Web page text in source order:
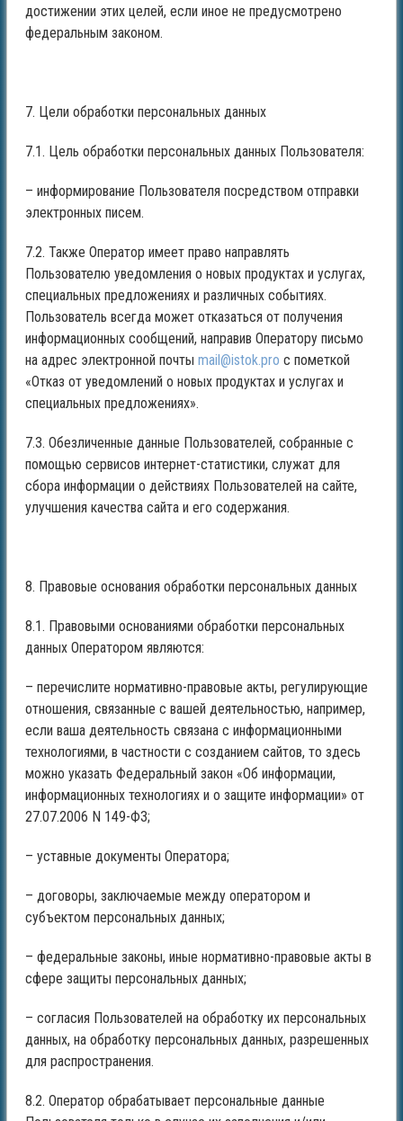
достижении этих целей, если иное не предусмотрено
федеральным законом.
7. Цели обработки персональных данных
7.1. Цель обработки персональных данных Пользователя:
– информирование Пользователя посредством отправки
электронных писем.
7.2. Также Оператор имеет право направлять
Пользователю уведомления о новых продуктах и услугах,
специальных предложениях и различных событиях.
Пользователь всегда может отказаться от получения
информационных сообщений, направив Оператору письмо
на адрес электронной почты mail@istok.pro с пометкой
«Отказ от уведомлений о новых продуктах и услугах и
специальных предложениях».
7.3. Обезличенные данные Пользователей, собранные с
помощью сервисов интернет-статистики, служат для
сбора информации о действиях Пользователей на сайте,
улучшения качества сайта и его содержания.
8. Правовые основания обработки персональных данных
8.1. Правовыми основаниями обработки персональных
данных Оператором являются:
– перечислите нормативно-правовые акты, регулирующие
отношения, связанные с вашей деятельностью, например,
если ваша деятельность связана с информационными
технологиями, в частности с созданием сайтов, то здесь
можно указать Федеральный закон «Об информации,
информационных технологиях и о защите информации» от
27.07.2006 N 149-ФЗ;
– уставные документы Оператора;
– договоры, заключаемые между оператором и
субъектом персональных данных;
– федеральные законы, иные нормативно-правовые акты в
сфере защиты персональных данных;
– согласия Пользователей на обработку их персональных
данных, на обработку персональных данных, разрешенных
для распространения.
8.2. Оператор обрабатывает персональные данные